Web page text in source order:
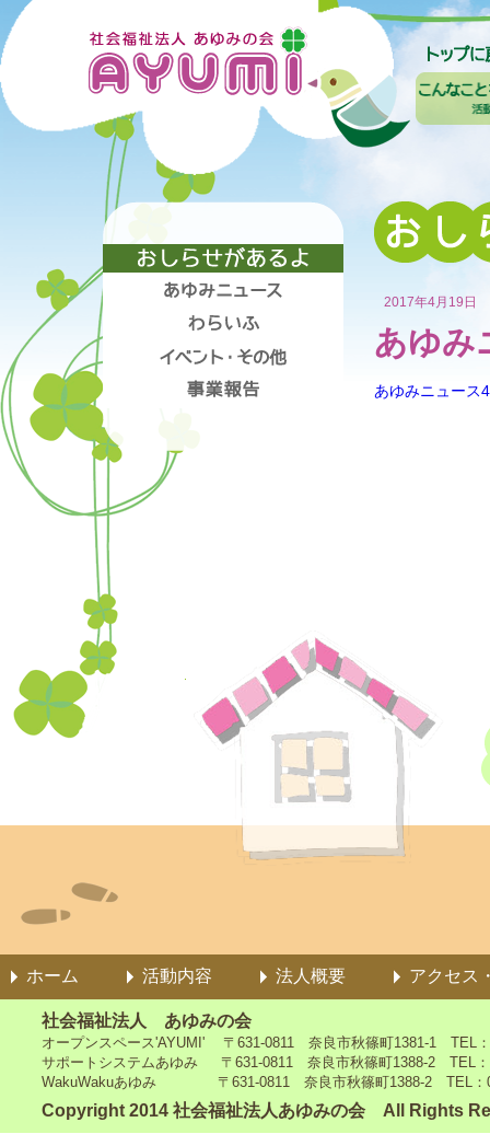
2017年4月19日
あゆみ
あゆみニュース
ホーム 活動内容 法人概要 アクセス
社会福祉法人 あゆみの会
オープンスペース'AYUMI' 〒631-0811 奈良市秋篠町1381-1 TEL
サポートシステムあゆみ 〒631-0811 奈良市秋篠町1388-2 TEL：
WakuWakuあゆみ 〒631-0811 奈良市秋篠町1388-2 TEL：
Copyright 2014 社会福祉法人あゆみの会 All Rights